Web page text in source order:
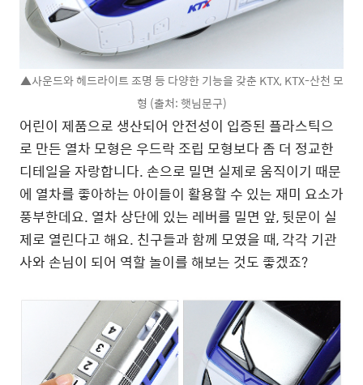
▲사운드와 헤드라이트 조명 등 다양한 기능을 갖춘 KTX, KTX-산천 모
형 (출처: 햇님문구)
어린이 제품으로 생산되어 안전성이 입증된 플라스틱으
로 만든 열차 모형은 우드락 조립 모형보다 좀 더 정교한
디테일을 자랑합니다. 손으로 밀면 실제로 움직이기 때문
에 열차를 좋아하는 아이들이 활용할 수 있는 재미 요소가
풍부한데요. 열차 상단에 있는 레버를 밀면 앞, 뒷문이 실
제로 열린다고 해요. 친구들과 함께 모였을 때, 각각 기관
사와 손님이 되어 역할 놀이를 해보는 것도 좋겠죠?